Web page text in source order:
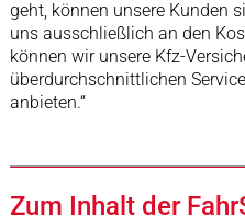
geht, können unsere Kunden
uns ausschließlich an den
können wir unsere Kfz-
überdurchschnittlichen
anbieten.“
Zum Inhalt der